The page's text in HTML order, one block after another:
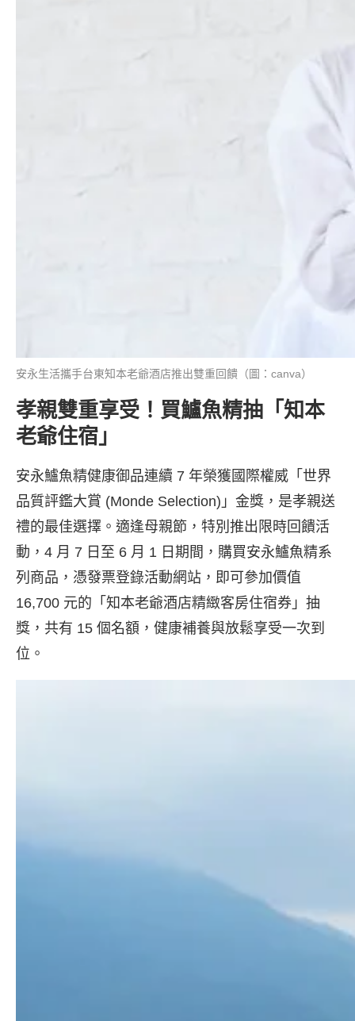
安永生活攜手台東知本老爺酒店推出雙重回饋（圖：canva）
孝親雙重享受！買鱸魚精抽「知本
老爺住宿」
安永鱸魚精健康御品連續 7 年榮獲國際權威「世界
品質評鑑大賞 (Monde Selection)」金獎，是孝親送
禮的最佳選擇。適逢母親節，特別推出限時回饋活
動，4 月 7 日至 6 月 1 日期間，購買安永鱸魚精系
列商品，憑發票登錄活動網站，即可參加價值
16,700 元的「知本老爺酒店精緻客房住宿券」抽
獎，共有 15 個名額，健康補養與放鬆享受一次到
位。